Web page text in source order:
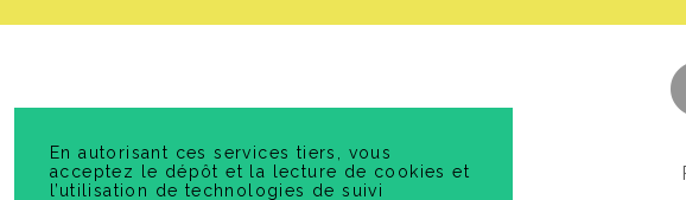
En autorisant ces services tiers, vous
acceptez le dépôt et la lecture de cookies et
l’utilisation de technologies de suivi